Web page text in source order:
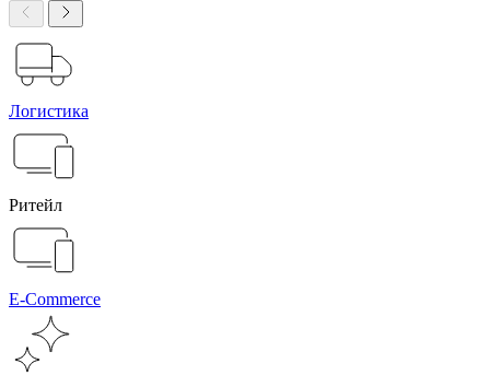
Логистика
Ритейл
E-Commerce